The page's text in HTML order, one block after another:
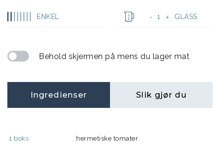
ENKEL - 1 + GLASS
Behold skjermen på mens du lager mat
Ingredienser Slik gjør du
1 boks hermetiske tomater